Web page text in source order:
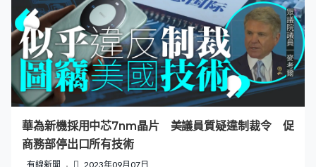
華為新機採用中芯7nm晶片 美議員質疑違制裁令 促
商務部停出口所有技術
有線新聞 2023年09月07日